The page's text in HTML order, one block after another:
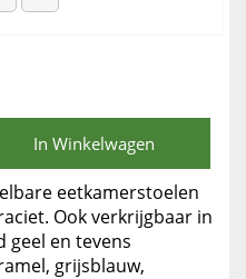
In Winkelwagen
eetkamerstoelen
Ook verkrijgbaar in
geel en tevens
grijsblauw,